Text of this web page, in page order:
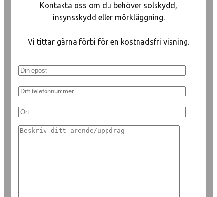
Kontakta oss om du behöver solskydd,
insynsskydd eller mörkläggning.
Vi tittar gärna förbi för en kostnadsfri visning.